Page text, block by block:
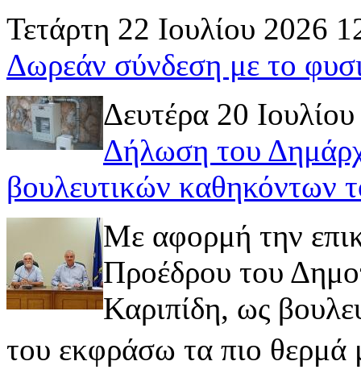
Τετάρτη 22 Ιουλίου 2026
Δωρεάν σύνδεση με το
Δευτέρα 20
Δήλωση του
βουλευτικών καθηκόντων
Με αφορμή την
Προέδρου του
Καριπίδη, ως
του εκφράσω τα πιο